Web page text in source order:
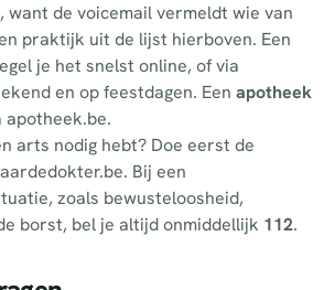
want de voicemail vermeldt wie van
praktijk uit de lijst hierboven. Een
je het snelst online, of via
en op feestdagen. Een apotheek
apotheek.be.
arts nodig hebt? Doe eerst de
Bij een
zoals bewusteloosheid,
borst, bel je altijd onmiddellijk 112.